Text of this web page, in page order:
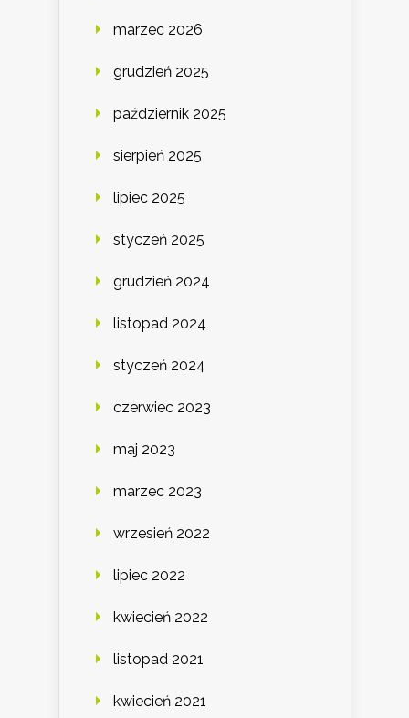
marzec 2026
grudzień 2025
październik 2025
sierpień 2025
lipiec 2025
styczeń 2025
grudzień 2024
listopad 2024
styczeń 2024
czerwiec 2023
maj 2023
marzec 2023
wrzesień 2022
lipiec 2022
kwiecień 2022
listopad 2021
kwiecień 2021